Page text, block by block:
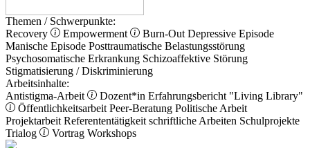
Themen / Schwerpunkte:
Recovery
Empowerment Burn-Out Depressive Episode
Manische Episode Posttraumatische Belastungsstörung
Psychosomatische Erkrankung Schizoaffektive Störung
Stigmatisierung / Diskriminierung
Arbeitsinhalte:
Antistigma-Arbeit
Dozent*in Erfahrungsbericht "Living Library"
Öffentlichkeitsarbeit Peer-Beratung Politische Arbeit
Projektarbeit Referententätigkeit schriftliche Arbeiten Schulprojekte
Trialog
Vortrag Workshops